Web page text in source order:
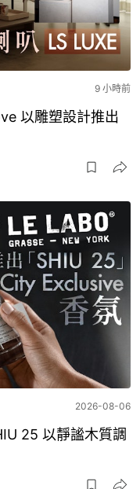
9 小時前
以雕塑設計推出
2026-08-06
25 以靜謐木質調